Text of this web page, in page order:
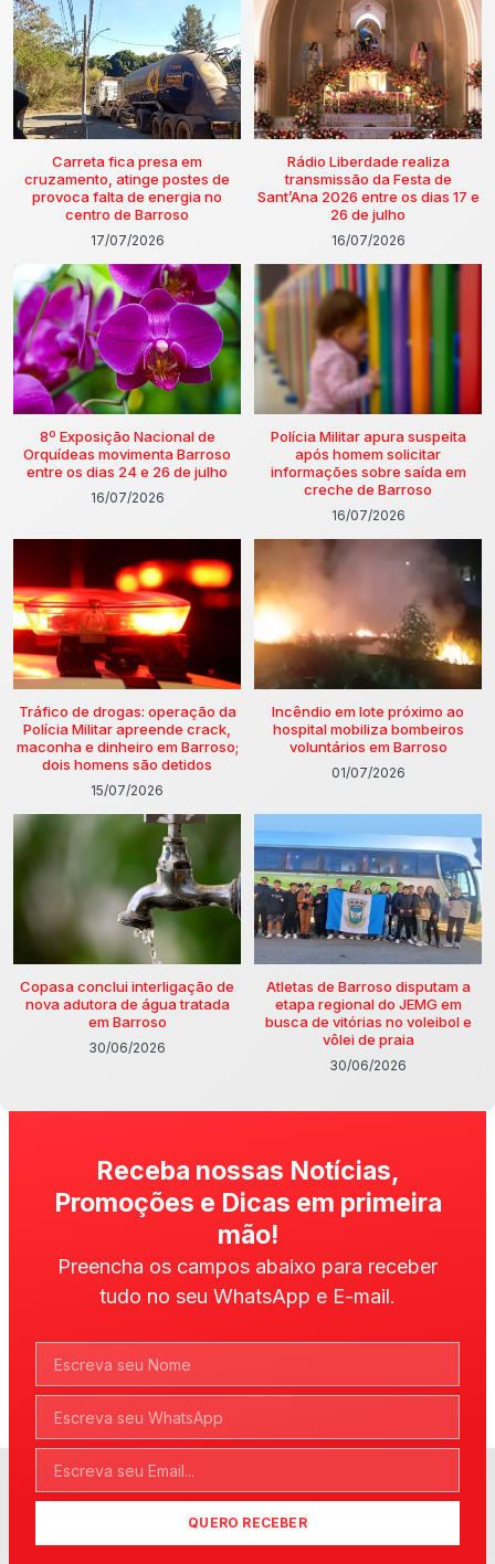
Carreta fica presa em
cruzamento, atinge postes de
provoca falta de energia no
centro de Barroso
17/07/2026
Rádio Liberdade realiza
transmissão da Festa de
Sant’Ana 2026 entre os dias 17 e
26 de julho
16/07/2026
8º Exposição Nacional de
Orquídeas movimenta Barroso
entre os dias 24 e 26 de julho
16/07/2026
Polícia Militar apura suspeita
após homem solicitar
informações sobre saída em
creche de Barroso
16/07/2026
Tráfico de drogas: operação da
Polícia Militar apreende crack,
maconha e dinheiro em Barroso;
dois homens são detidos
15/07/2026
Incêndio em lote próximo ao
hospital mobiliza bombeiros
voluntários em Barroso
01/07/2026
Copasa conclui interligação de
nova adutora de água tratada
em Barroso
30/06/2026
Atletas de Barroso disputam a
etapa regional do JEMG em
busca de vitórias no voleibol e
vôlei de praia
30/06/2026
Receba nossas Notícias,
Promoções e Dicas em primeira
mão!
Preencha os campos abaixo para receber
tudo no seu WhatsApp e E-mail.
QUERO RECEBER